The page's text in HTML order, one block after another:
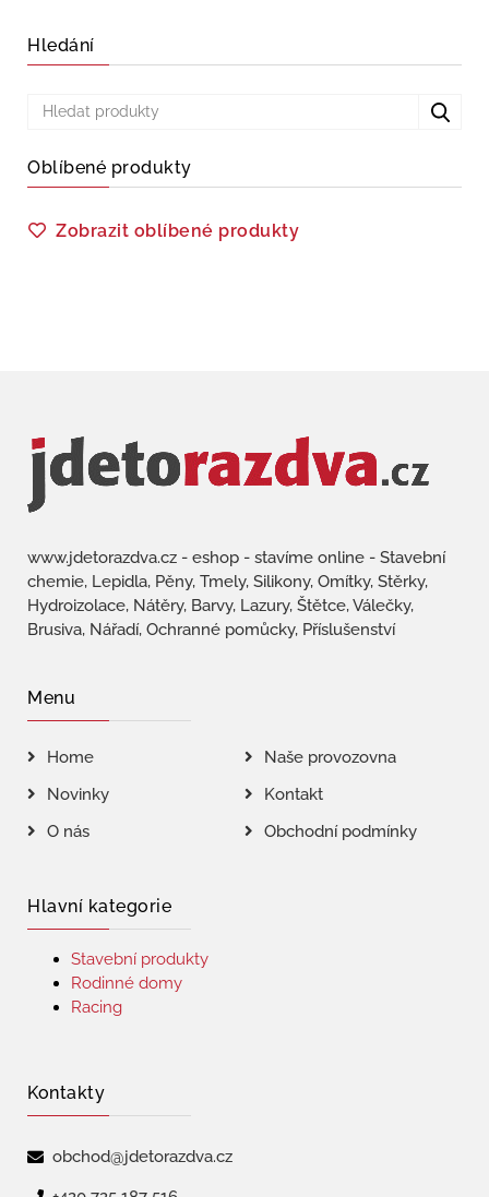
Hledání
Oblíbené produkty
Zobrazit oblíbené produkty
www.jdetorazdva.cz - eshop - stavíme online - Stavební
chemie, Lepidla, Pěny, Tmely, Silikony, Omítky, Stěrky,
Hydroizolace, Nátěry, Barvy, Lazury, Štětce, Válečky,
Brusiva, Nářadí, Ochranné pomůcky, Příslušenství
Menu
Home
Naše provozovna
Novinky
Kontakt
O nás
Obchodní podmínky
Hlavní kategorie
Stavební produkty
Rodinné domy
Racing
Kontakty
obchod@jdetorazdva.cz